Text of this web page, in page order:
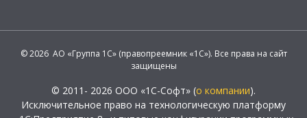
© 2026 АО «Группа 1С» (правопреемник «1С»). Все права на сайт
защищены
© 2011- 2026 ООО «1С-Софт» (о компании).
Исключительное право на технологическую платформу